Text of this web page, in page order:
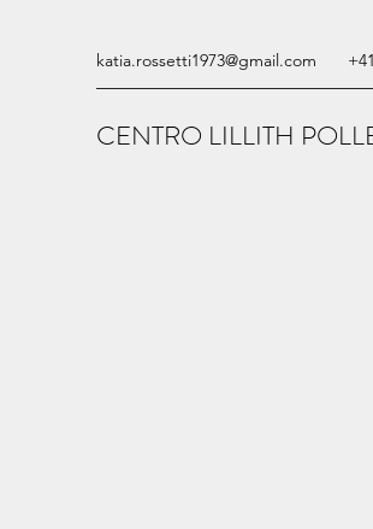
katia.rossetti1973@gmail.com
CENTRO LILLITH